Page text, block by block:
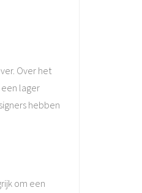
Over het
lager
hebben
om een